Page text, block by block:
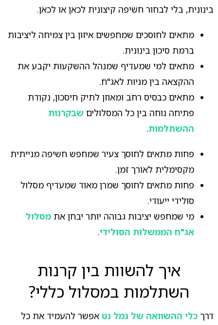
בינונית, בלי לבחור חשיפה קיצונית לכאן או לכאן.
מתאים לחוסכים שמחפשים איזון בין צמיחה ליציבות
ברמת סיכון בינונית.
מתאים למי שמעדיף שמנהל ההשקעות יקבע את
ההקצאה בין מניות לאג"ח.
מתאים כבסיס רחב ומאוזן לתיק חיסכון, נקודת
פתיחה נוחה בין כל המסלולים שבקרנות
ההשתלמות.
פחות מתאים לחוסך צעיר שמחפש חשיפה מנייתית
מקסימלית לאורך זמן.
פחות מתאים לחוסך שמרן מאוד שמעדיף מסלול
סולידי ייעודי.
מי שמחפש יציבות גבוהה יותר יבחן את מסלול
אג"ח הממשלות הסולידי.
איך להשוות בין קרנות
השתלמות במסלול כללי?
דרך כלי ההשוואה של גמל נט אפשר להעמיד את כל